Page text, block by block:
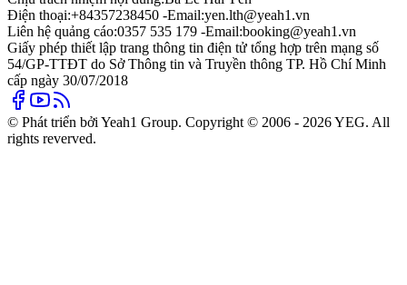
Điện thoại:+84357238450 -Email:yen.lth@yeah1.vn
Liên hệ quảng cáo:0357 535 179 -Email:booking@yeah1.vn
Giấy phép thiết lập trang thông tin điện tử tổng hợp trên mạng số
54/GP-TTĐT do Sở Thông tin và Truyền thông TP. Hồ Chí Minh
cấp ngày 30/07/2018
© Phát triển bởi Yeah1 Group. Copyright © 2006 - 2026 YEG. All
rights reverved.